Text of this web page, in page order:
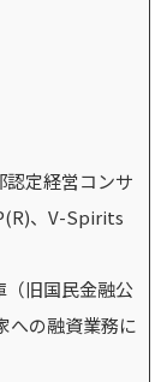
定経営コンサ
、V-Spirits
（旧国民金融公
への融資業務に